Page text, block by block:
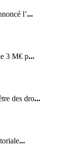
l’...
3 M€ p...
des dro...
...